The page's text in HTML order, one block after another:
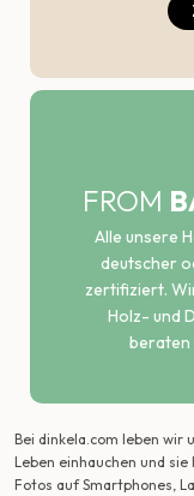
FROM
Alle unsere
deutscher
zertifiziert.
Holz- und
beraten
Bei dinkela.com leben wir
Leben einhauchen und
Fotos auf Smartphones,